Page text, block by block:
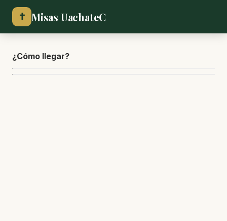
✝ Misas UachateC
¿Cómo llegar?